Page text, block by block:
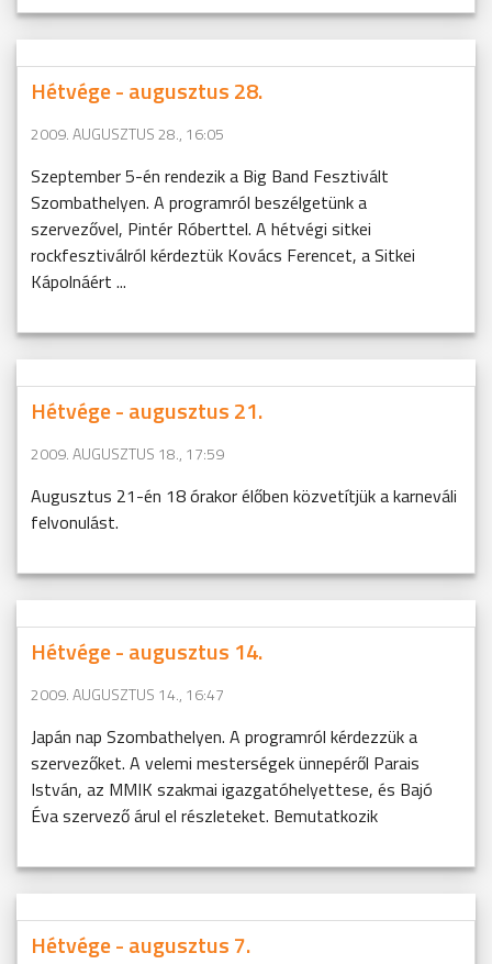
Hétvége - augusztus 28.
2009. AUGUSZTUS 28., 16:05
Szeptember 5-én rendezik a Big Band Fesztivált
Szombathelyen. A programról beszélgetünk a
szervezővel, Pintér Róberttel. A hétvégi sitkei
rockfesztiválról kérdeztük Kovács Ferencet, a Sitkei
Kápolnáért ...
Hétvége - augusztus 21.
2009. AUGUSZTUS 18., 17:59
Augusztus 21-én 18 órakor élőben közvetítjük a karneváli
felvonulást.
Hétvége - augusztus 14.
2009. AUGUSZTUS 14., 16:47
Japán nap Szombathelyen. A programról kérdezzük a
szervezőket. A velemi mesterségek ünnepéről Parais
István, az MMIK szakmai igazgatóhelyettese, és Bajó
Éva szervező árul el részleteket. Bemutatkozik
Hétvége - augusztus 7.